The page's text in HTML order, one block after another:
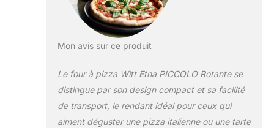
résultats de
cuisson en 60
pizza rotative
brûleur à gaz en
des résultats de
cuisson
homogènes et extra
Mon avis sur ce produit
Le four à pizza Witt Etna PICCOLO Rotante se
distingue par son design compact et sa facilité
de transport, le rendant idéal pour ceux qui
aiment déguster une pizza italienne ou une tarte